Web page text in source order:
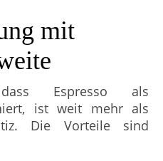
mit
Espresso als
ist weit mehr als
Die Vorteile sind